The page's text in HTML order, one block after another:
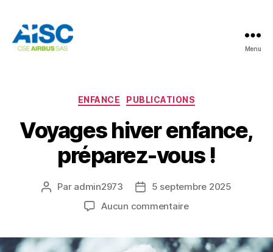
Menu
Catégories
ENFANCE PUBLICATIONS
Voyages hiver enfance,
préparez-vous !
Auteur
Par admin2973
Date5 septembre 2025
Aucun commentairesur
enfance,